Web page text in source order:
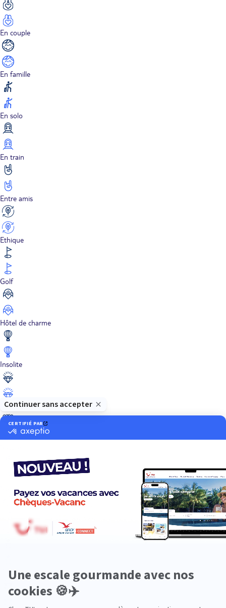
En couple
En famille
En solo
En train
Entre amis
Ethique
Golf
Hôtel de charme
Insolite
Luxe
Neige
Plongée
Premium